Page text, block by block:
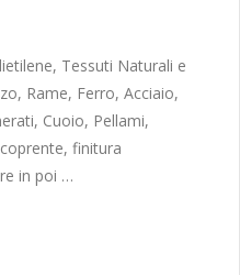
Tessuti Naturali e
Rame, Ferro, Acciaio,
Cuoio, Pellami,
finitura
in poi …